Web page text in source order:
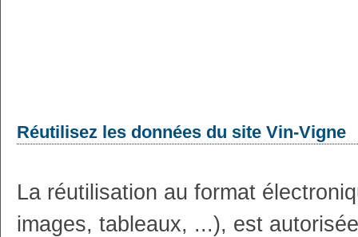
Réutilisez les données du site Vin-Vigne
La réutilisation au format
images, tableaux, ...), est